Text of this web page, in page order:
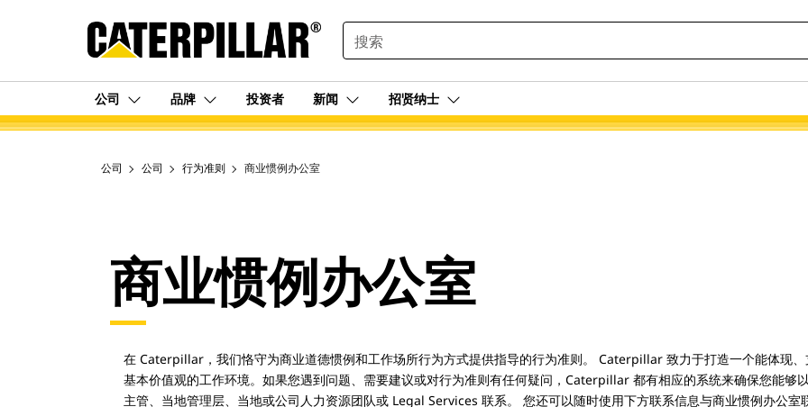
SEARCH
公司 品牌 投资者 新闻 招贤纳士
公司 公司 行为准则 商业惯例办公室
商业惯例办公室
在 Caterpillar，我们恪守为商业道德惯例和工作场所行为方式提供指导的行为准则。 Caterpillar 致力于打造一个能体现、
基本价值观的工作环境。如果您遇到问题、需要建议或对行为准则有任何疑问，Caterpillar 都有相应的系统来确保您能够
主管、当地管理层、当地或公司人力资源团队或 Legal Services 联系。 您还可以随时使用下方联系信息与商业惯例办公室